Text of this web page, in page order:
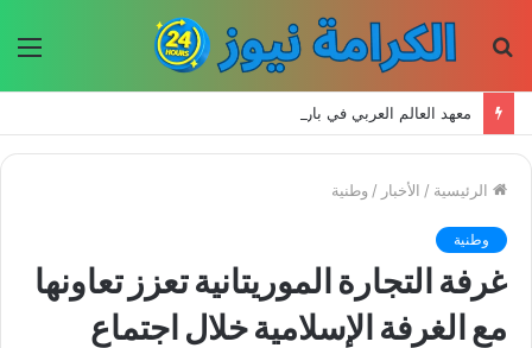
الرئيسية / الأخبار / وطنية
وطنية
غرفة التجارة الموريتانية تعزز تعاونها
مع الغرفة الإسلامية خلال اجتماع